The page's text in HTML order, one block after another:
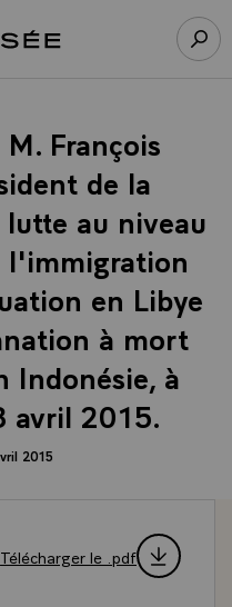
à l’accueil Élysée
François
de la
lutte au niveau
l'immigration
en Libye
à mort
Indonésie, à
avril 2015.
2015
Télécharger le .pdf